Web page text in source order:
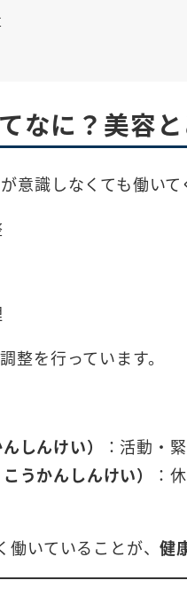
なに？美容
意識しなくても働いて
整を行っています。
しんけい）
：活動・
うかんしんけい）
：
働いていることが、健